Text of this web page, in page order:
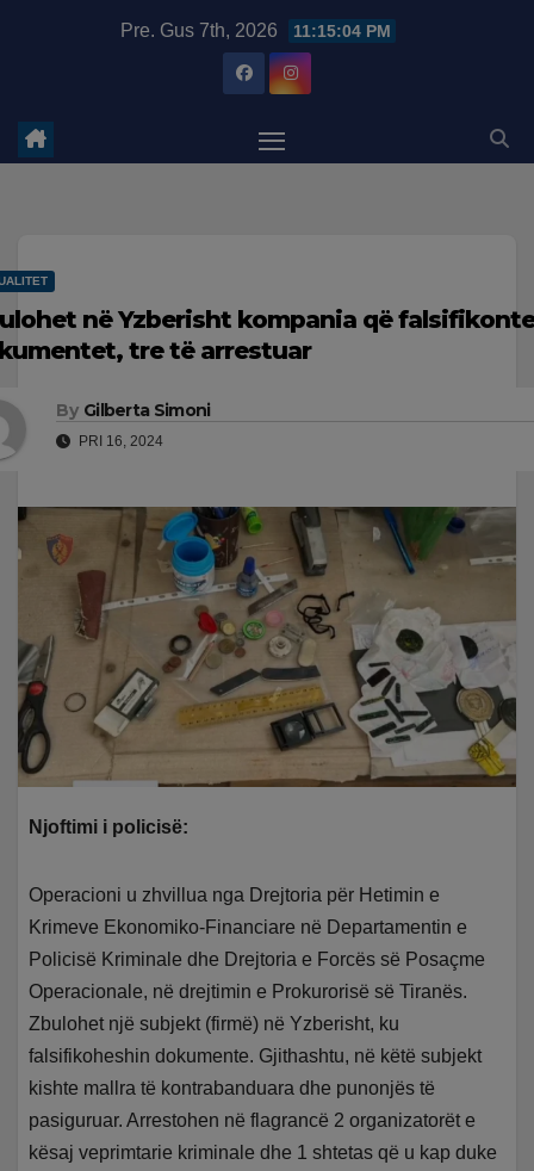
Pre. Gus 7th, 2026 11:15:05 PM
në Yzberisht kompania që
tre të arrestuar
By Gilberta Simoni
PRI 16, 2024
Njoftimi i policisë:
Operacioni u zhvillua nga Drejtoria për Hetimin e
Krimeve Ekonomiko-Financiare në Departamentin e
Policisë Kriminale dhe Drejtoria e Forcës së Posaçme
Operacionale, në drejtimin e Prokurorisë së Tiranës.
Zbulohet një subjekt (firmë) në Yzberisht, ku
falsifikoheshin dokumente. Gjithashtu, në këtë subjekt
kishte mallra të kontrabanduara dhe punonjës të
pasiguruar. Arrestohen në flagrancë 2 organizatorët e
kësaj veprimtarie kriminale dhe 1 shtetas që u kap duke